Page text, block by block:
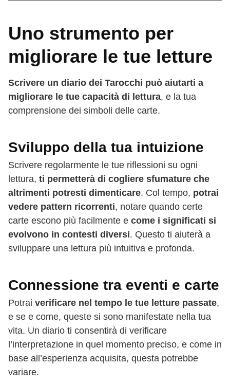
Uno strumento per
migliorare le tue letture
Scrivere un diario dei Tarocchi può aiutarti a
migliorare le tue capacità di lettura, e la tua
comprensione dei simboli delle carte.
Sviluppo della tua intuizione
Scrivere regolarmente le tue riflessioni su ogni
lettura, ti permetterà di cogliere sfumature che
altrimenti potresti dimenticare. Col tempo, potrai
vedere pattern ricorrenti, notare quando certe
carte escono più facilmente e come i significati si
evolvono in contesti diversi. Questo ti aiuterà a
sviluppare una lettura più intuitiva e profonda.
Connessione tra eventi e carte
Potrai verificare nel tempo le tue letture passate,
e se e come, queste si sono manifestate nella tua
vita. Un diario ti consentirà di verificare
l’interpretazione in quel momento preciso, e come in
base all’esperienza acquisita, questa potrebbe
variare.